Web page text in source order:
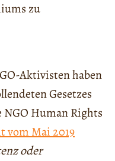
zu
Aktivisten haben
Gesetzes
Human Rights
vom Mai 2019
oder